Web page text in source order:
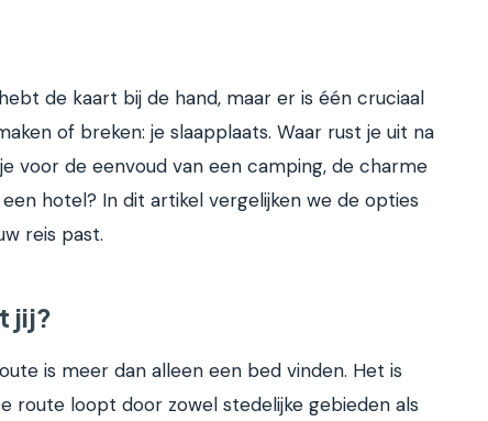
de kaart bij de hand, maar er is één cruciaal
of breken: je slaapplaats. Waar rust je uit na
voor de eenvoud van een camping, de charme
hotel? In dit artikel vergelijken we de opties
reis past.
jij?
is meer dan alleen een bed vinden. Het is
route loopt door zowel stedelijke gebieden als